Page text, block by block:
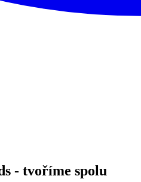
- tvoříme spolu